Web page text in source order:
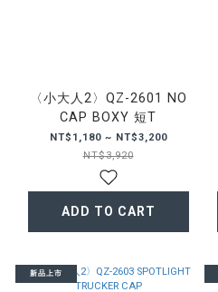
〈小大人2〉QZ-2601 NO
CAP BOXY 短T
NT$1,180 ~ NT$3,200
NT$3,920
ADD TO CART
新品上市